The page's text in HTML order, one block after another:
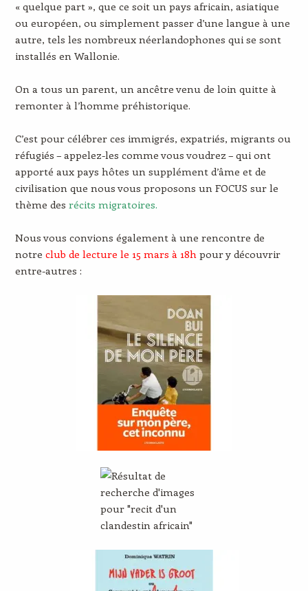
« quelque part », que ce soit un pays africain, asiatique
ou européen, ou simplement passer d’une langue à une
autre, tels les nombreux néerlandophones qui se sont
installés en Wallonie.
On a tous un parent, un ancêtre venu de loin quitte à
remonter à l’homme préhistorique.
C’est pour célébrer ces immigrés, expatriés, migrants ou
réfugiés – appelez-les comme vous voudrez – qui ont
apporté aux pays hôtes un supplément d’âme et de
civilisation que nous vous proposons un FOCUS sur le
thème des récits migratoires.
Nous vous convions également à une rencontre de
notre club de lecture le 15 mars à 18hpour y découvrir
entre-autres :